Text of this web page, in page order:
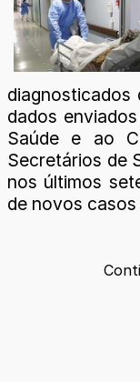
diagnosticados
dados
Saúde e ao
Secretários de
nos últimos
de novos casos